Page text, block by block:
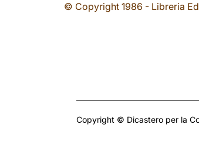
© Copyright 1986 - Libreria
Copyright © Dicastero per la